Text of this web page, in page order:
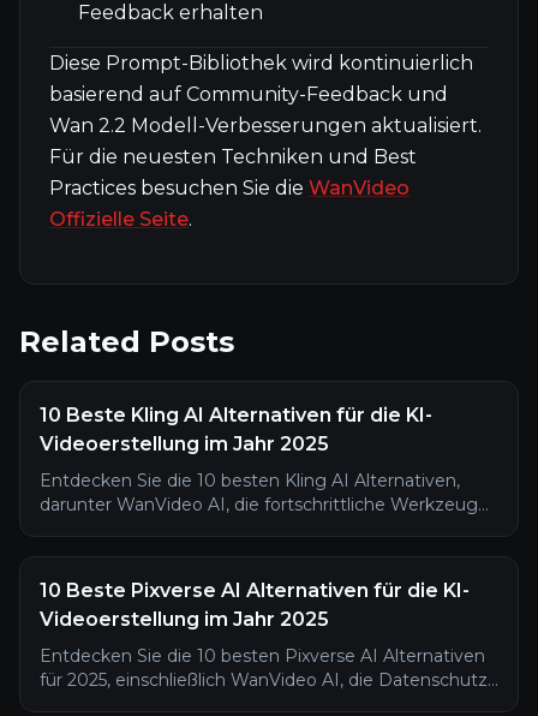
Feedback erhalten
Diese Prompt-Bibliothek wird kontinuierlich
basierend auf Community-Feedback und
Wan 2.2 Modell-Verbesserungen aktualisiert.
Für die neuesten Techniken und Best
Practices besuchen Sie die WanVideo
Offizielle Seite.
Related Posts
10 Beste Kling AI Alternativen für die KI-
Videoerstellung im Jahr 2025
Entdecken Sie die 10 besten Kling AI Alternativen,
darunter WanVideo AI, die fortschrittliche Werkzeuge,
Jahr 2025 bieten.
10 Beste Pixverse AI Alternativen für die KI-
Videoerstellung im Jahr 2025
Entdecken Sie die 10 besten Pixverse AI Alternativen
für 2025, einschließlich WanVideo AI, die Datenschutz,